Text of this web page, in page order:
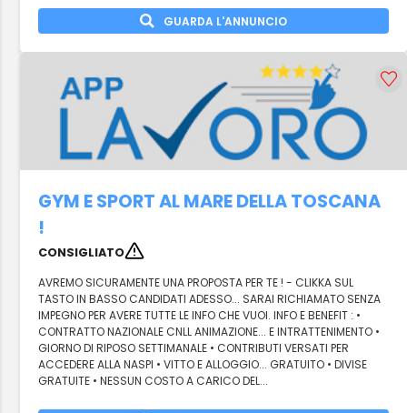
GUARDA L'ANNUNCIO
GYM E SPORT AL MARE DELLA TOSCANA
!
CONSIGLIATO
AVREMO SICURAMENTE UNA PROPOSTA PER TE ! - CLIKKA SUL
TASTO IN BASSO CANDIDATI ADESSO... SARAI RICHIAMATO SENZA
IMPEGNO PER AVERE TUTTE LE INFO CHE VUOI. INFO E BENEFIT : •
CONTRATTO NAZIONALE CNLL ANIMAZIONE... E INTRATTENIMENTO •
GIORNO DI RIPOSO SETTIMANALE • CONTRIBUTI VERSATI PER
ACCEDERE ALLA NASPI • VITTO E ALLOGGIO... GRATUITO • DIVISE
GRATUITE • NESSUN COSTO A CARICO DEL...